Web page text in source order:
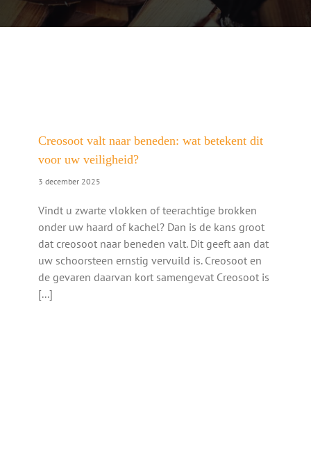
Creosoot valt naar beneden: wat betekent dit
voor uw veiligheid?
3 december 2025
Vindt u zwarte vlokken of teerachtige brokken
onder uw haard of kachel? Dan is de kans groot
dat creosoot naar beneden valt. Dit geeft aan dat
uw schoorsteen ernstig vervuild is. Creosoot en
de gevaren daarvan kort samengevat Creosoot is
[...]